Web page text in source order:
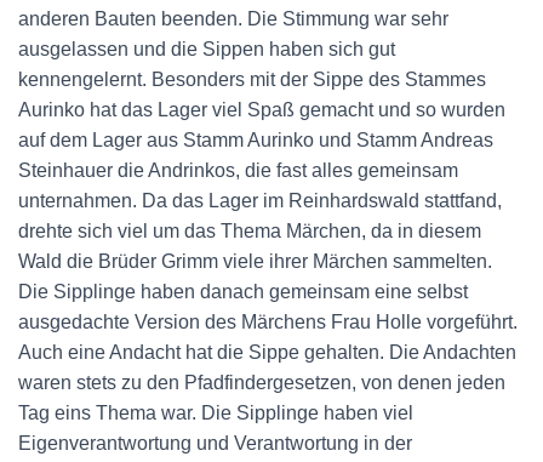
anderen Bauten beenden. Die Stimmung war sehr
ausgelassen und die Sippen haben sich gut
kennengelernt. Besonders mit der Sippe des Stammes
Aurinko hat das Lager viel Spaß gemacht und so wurden
auf dem Lager aus Stamm Aurinko und Stamm Andreas
Steinhauer die Andrinkos, die fast alles gemeinsam
unternahmen. Da das Lager im Reinhardswald stattfand,
drehte sich viel um das Thema Märchen, da in diesem
Wald die Brüder Grimm viele ihrer Märchen sammelten.
Die Sipplinge haben danach gemeinsam eine selbst
ausgedachte Version des Märchens Frau Holle vorgeführt.
Auch eine Andacht hat die Sippe gehalten. Die Andachten
waren stets zu den Pfadfindergesetzen, von denen jeden
Tag eins Thema war. Die Sipplinge haben viel
Eigenverantwortung und Verantwortung in der